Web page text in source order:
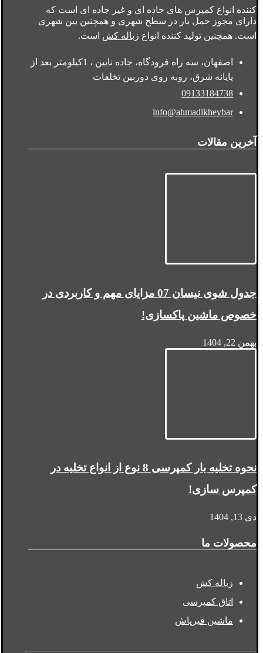
کننده انواع کمپرس های جاده ای و غیر جاده ای است که
دارای مجوز حمل بار در سطح شهری و همچنین بین شهری
است. همچنین تولید کننده انواع زباله کش است.
اصفهان، سه راه فرودگاه، جاده نایین ، 1کیلومتر بعد از
پایانه شرق، روبه روی دوربین تخلفات
09133184738
info@ahmadikheybar
آخرین مقالات
جدول شوی نیسان 07 مزایای مهم و کاربردی در
خصوص ماشین پاکسازی!
بهمن 22, 1404
نحوه تخلیه بار کمپرسی 8 نوع از انواع تخلیه در
کمپرس سازی!
دی 13, 1404
محصولات ما
زباله کش
اتاق کمپرسی
ماشین قیرپاش